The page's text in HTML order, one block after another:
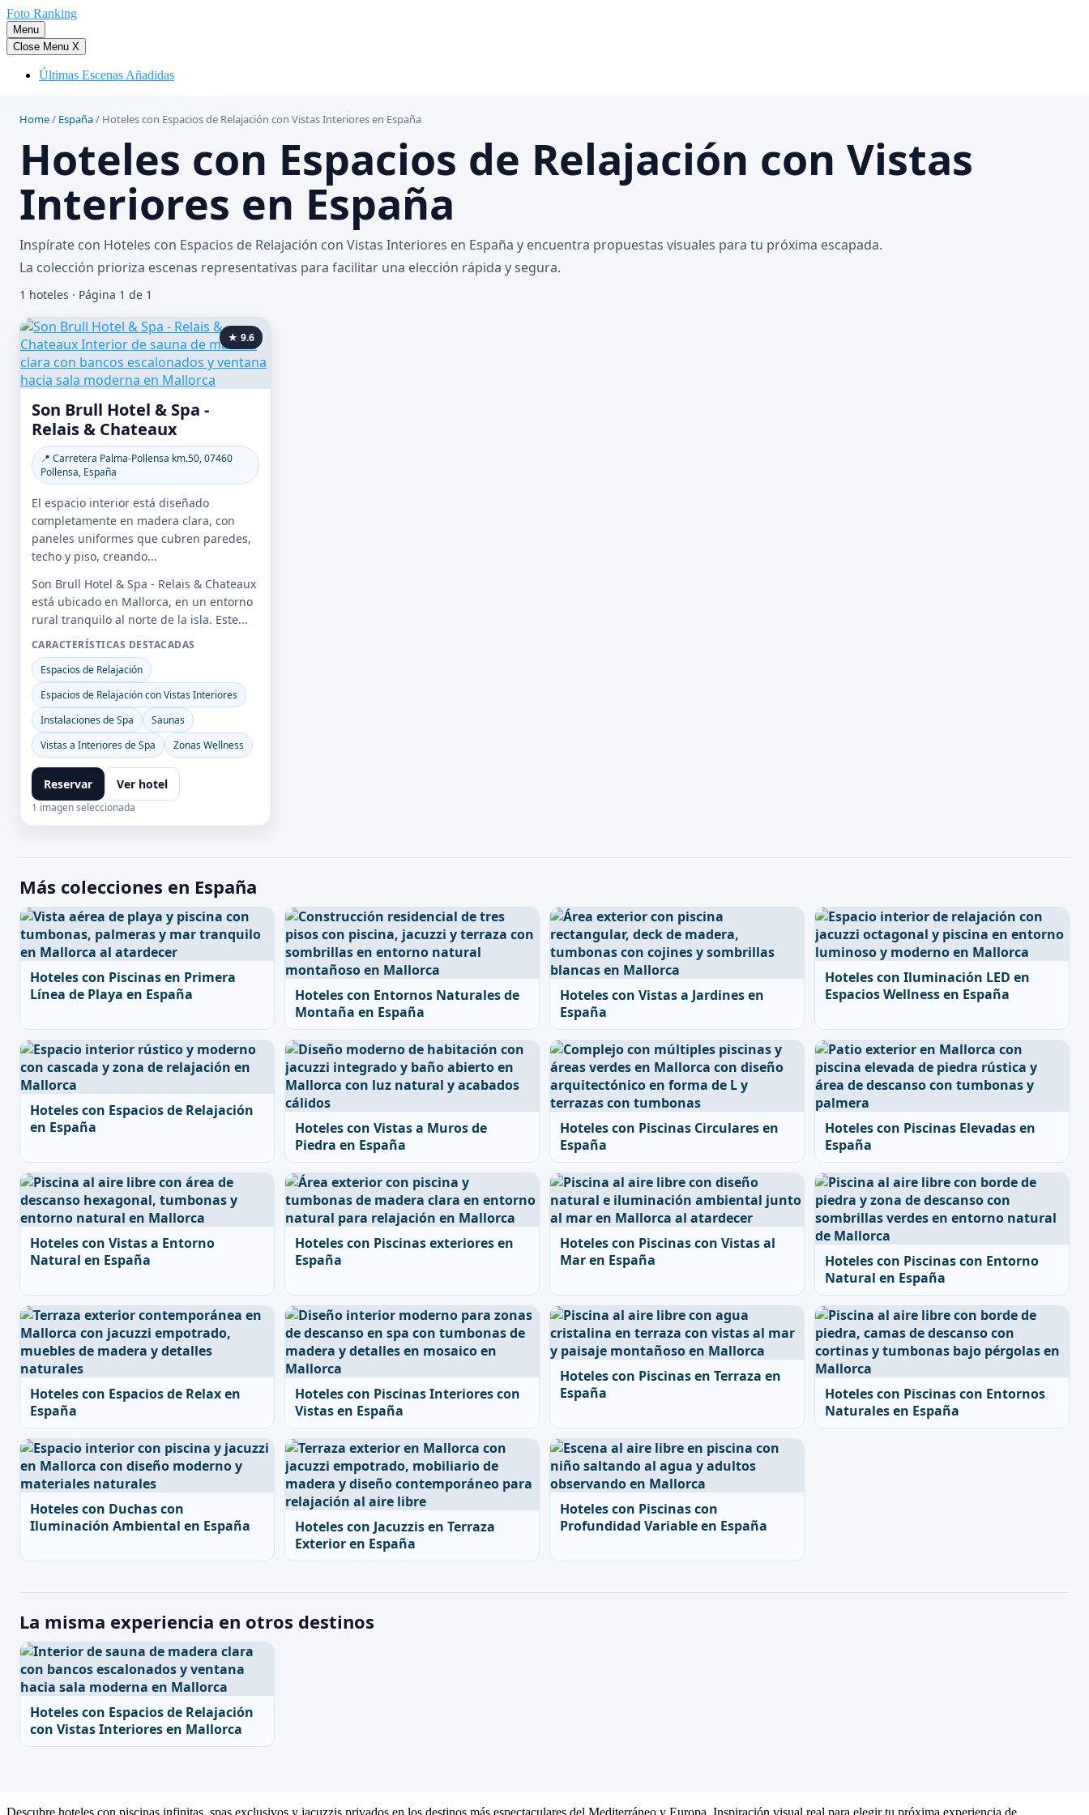
Saltar
al
contenido
Foto Ranking
Menu
Close Menu X
Últimas Escenas Añadidas
Home/ España/ Hoteles con Espacios de Relajación con Vistas Interiores en España
Hoteles con Espacios de Relajación con Vistas
Interiores en España
Inspírate con Hoteles con Espacios de Relajación con Vistas Interiores en España y encuentra propuestas visuales para tu próxima escapada.
La colección prioriza escenas representativas para facilitar una elección rápida y segura.
1 hoteles · Página 1 de 1
★ 9.6
Son Brull Hotel & Spa -
Relais & Chateaux
📍 Carretera Palma-Pollensa km.50, 07460
Pollensa, España
El espacio interior está diseñado
completamente en madera clara, con
paneles uniformes que cubren paredes,
techo y piso, creando...
Son Brull Hotel & Spa - Relais & Chateaux
está ubicado en Mallorca, en un entorno
rural tranquilo al norte de la isla. Este...
CARACTERÍSTICAS DESTACADAS
Espacios de Relajación
Espacios de Relajación con Vistas Interiores
Instalaciones de Spa
Saunas
Vistas a Interiores de Spa
Zonas Wellness
Reservar Ver hotel
1 imagen seleccionada
Más colecciones en España
Hoteles con Piscinas en Primera
Línea de Playa en España
Hoteles con Entornos Naturales de
Montaña en España
Hoteles con Vistas a Jardines en
España
Hoteles con Iluminación LED en
Espacios Wellness en España
Hoteles con Espacios de Relajación
en España
Hoteles con Vistas a Muros de
Piedra en España
Hoteles con Piscinas Circulares en
España
Hoteles con Piscinas Elevadas en
España
Hoteles con Vistas a Entorno
Natural en España
Hoteles con Piscinas exteriores en
España
Hoteles con Piscinas con Vistas al
Mar en España
Hoteles con Piscinas con Entorno
Natural en España
Hoteles con Espacios de Relax en
España
Hoteles con Piscinas Interiores con
Vistas en España
Hoteles con Piscinas en Terraza en
España
Hoteles con Piscinas con Entornos
Naturales en España
Hoteles con Duchas con
Iluminación Ambiental en España
Hoteles con Jacuzzis en Terraza
Exterior en España
Hoteles con Piscinas con
Profundidad Variable en España
La misma experiencia en otros destinos
Hoteles con Espacios de Relajación
con Vistas Interiores en Mallorca
Descubre hoteles con piscinas infinitas, spas exclusivos y jacuzzis privados en los destinos más espectaculares del Mediterráneo y Europa. Inspiración visual real para elegir tu próxima experiencia de